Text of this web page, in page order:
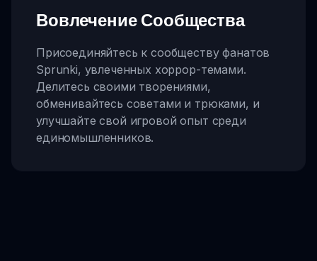
Вовлечение Сообщества
Присоединяйтесь к сообществу фанатов
Sprunki, увлеченных хоррор-темами.
Делитесь своими творениями,
обменивайтесь советами и трюками, и
улучшайте свой игровой опыт среди
единомышленников.